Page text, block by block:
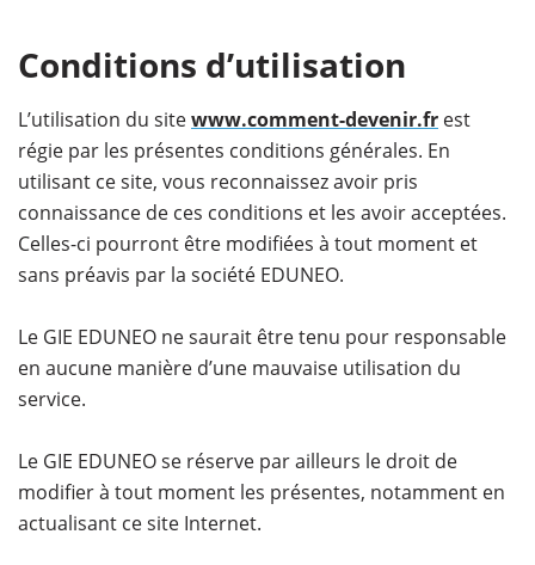
Conditions d’utilisation
L’utilisation du sitewww.comment-devenir.fr est
régie par les présentes conditions générales. En
utilisant ce site, vous reconnaissez avoir pris
connaissance de ces conditions et les avoir acceptées.
Celles-ci pourront être modifiées à tout moment et
sans préavis par la société EDUNEO.
Le GIE EDUNEO ne saurait être tenu pour responsable
en aucune manière d’une mauvaise utilisation du
service.
Le GIE EDUNEO se réserve par ailleurs le droit de
modifier à tout moment les présentes, notamment en
actualisant ce site Internet.